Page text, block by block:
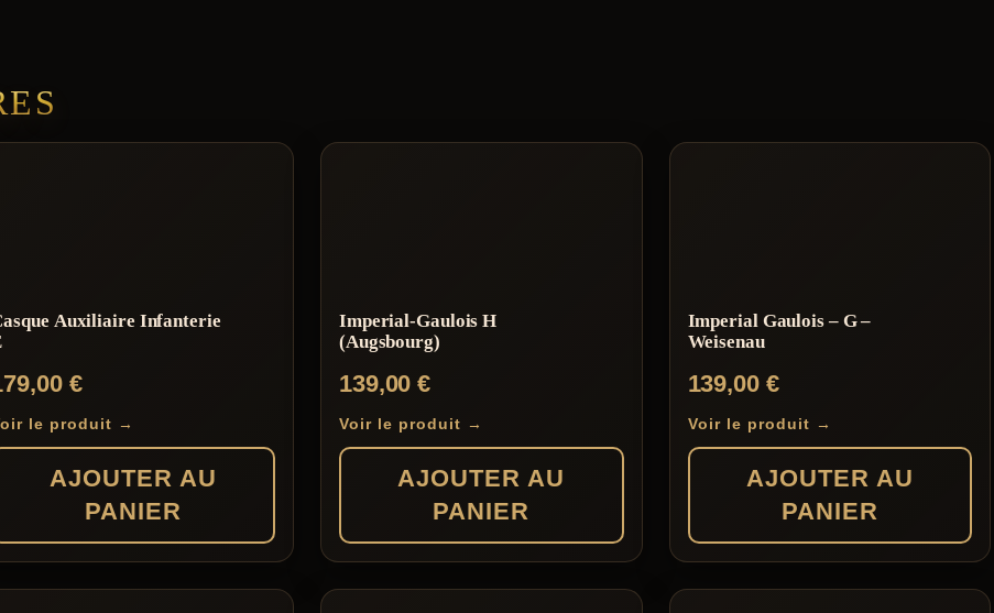
Auxiliaire Infanterie
€
le produit →
AJOUTER AU
PANIER
Imperial-Gaulois H
(Augsbourg)
139,00€
Voir le produit →
AJOUTER AU
PANIER
Imperial Gaulois – G –
Weisenau
139,00 €
Voir le produit →
AJOUTER AU
PANIER